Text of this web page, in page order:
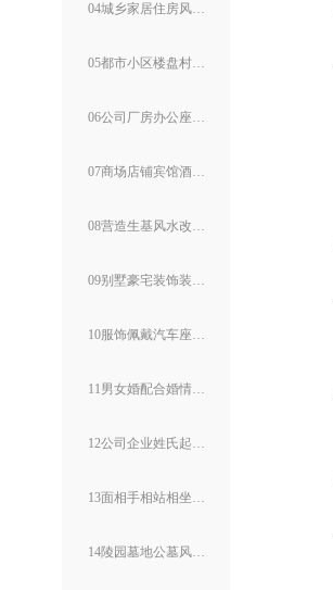
04城乡家居住房风水案例
05都市小区楼盘村寨风水
06公司厂房办公座位风水
07商场店铺宾馆酒店风水
08营造生基风水改运案例
09别墅豪宅装饰装修风水
10服饰佩戴汽车座驾风水
11男女婚配合婚情感风水
12公司企业姓氏起名改名
13面相手相站相坐相走相
14陵园墓地公墓风水展示